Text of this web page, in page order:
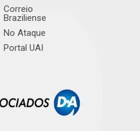
Correio
Braziliense
No Ataque
Portal UAI